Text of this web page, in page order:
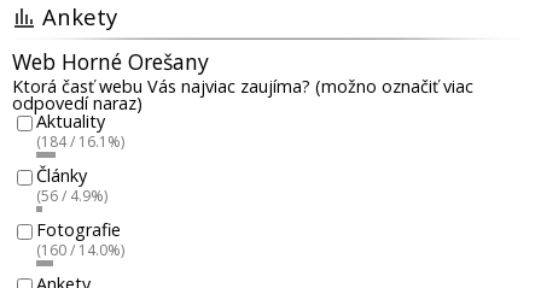
Ankety
Web Horné Orešany
Ktorá časť webu Vás najviac zaujíma? (možno označiť viac
odpovedí naraz)
Aktuality
(184 / 16.1%)
Články
(56 / 4.9%)
Fotografie
(160 / 14.0%)